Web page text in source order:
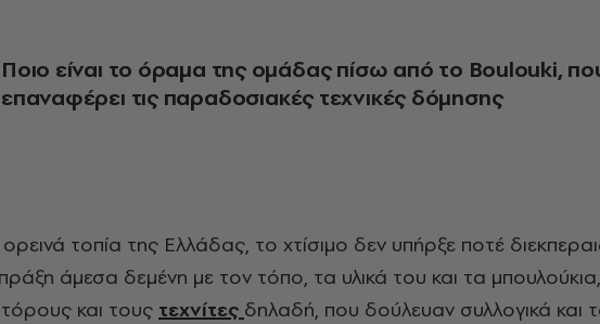
Ποιο είναι το όραμα της ομάδας πίσω από το Boulouki,
επαναφέρει τις παραδοσιακές τεχνικές δόμησης
άμεσα δεμένη με τον τόπο, τα υλικά του και τα
και τους τεχνίτες δηλαδή, που δούλευαν συλλογικά και